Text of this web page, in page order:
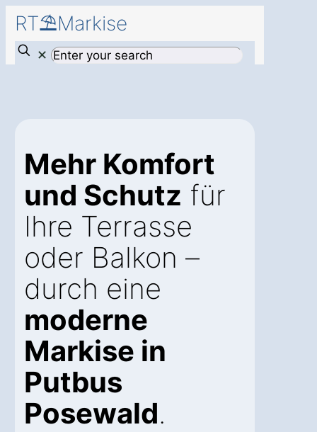
RT⛱️Markise
✕
Mehr Komfort
und Schutz für
Ihre Terrasse
oder Balkon –
durch eine
moderne
Markise in
Putbus
Posewald.